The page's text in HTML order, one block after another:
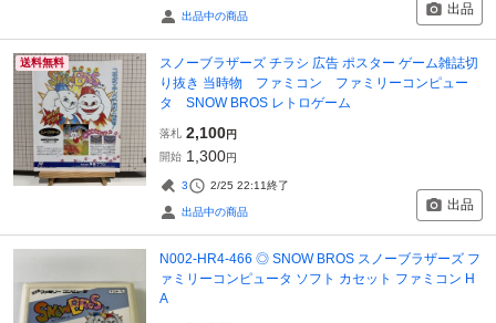
出品中の商品 出品
送料無料
スノーブラザーズ チラシ 広告 ポスター ゲーム雑誌切
り抜き 当時物 ファミコン ファミリーコンピュー
タ SNOW BROS レトロゲーム
落札 2,100円
開始 1,300円
3 2/25 22:11終了
出品中の商品 出品
N002-HR4-466 ◎ SNOW BROS スノーブラザーズ フ
ァミリーコンピュータ ソフト カセット ファミコン H
A